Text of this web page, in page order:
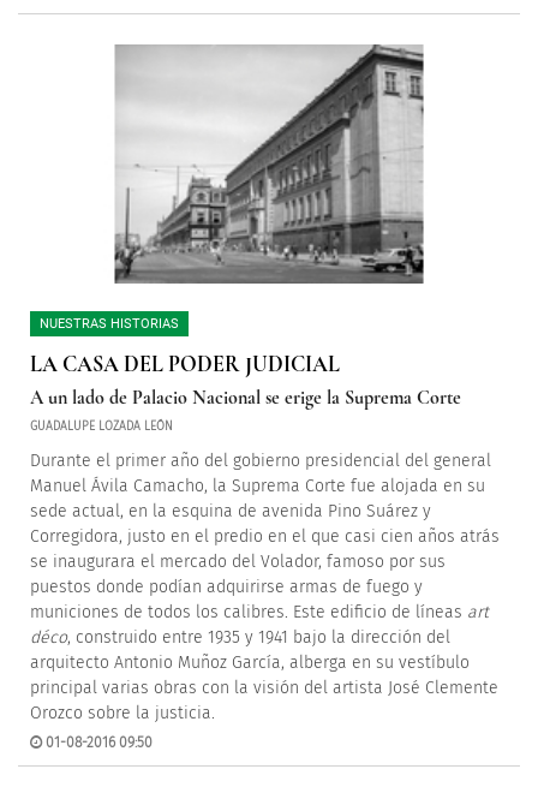
NUESTRAS HISTORIAS
LA CASA DEL PODER JUDICIAL
A un lado de Palacio Nacional se erige la Suprema Corte
GUADALUPE LOZADA LEÓN
Durante el primer año del gobierno presidencial del general
Manuel Ávila Camacho, la Suprema Corte fue alojada en su
sede actual, en la esquina de avenida Pino Suárez y
Corregidora, justo en el predio en el que casi cien años atrás
se inaugurara el mercado del Volador, famoso por sus
puestos donde podían adquirirse armas de fuego y
municiones de todos los calibres. Este edificio de líneas art
déco, construido entre 1935 y 1941 bajo la dirección del
arquitecto Antonio Muñoz García, alberga en su vestíbulo
principal varias obras con la visión del artista José Clemente
Orozco sobre la justicia.
01-08-2016 09:50